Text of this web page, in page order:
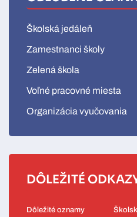
Školská jedáleň
Zamestnanci školy
Zelená škola
Voľné pracovné miesta
Organizácia vyučovania
DÔLEŽITÉ
Dôležité oznamy